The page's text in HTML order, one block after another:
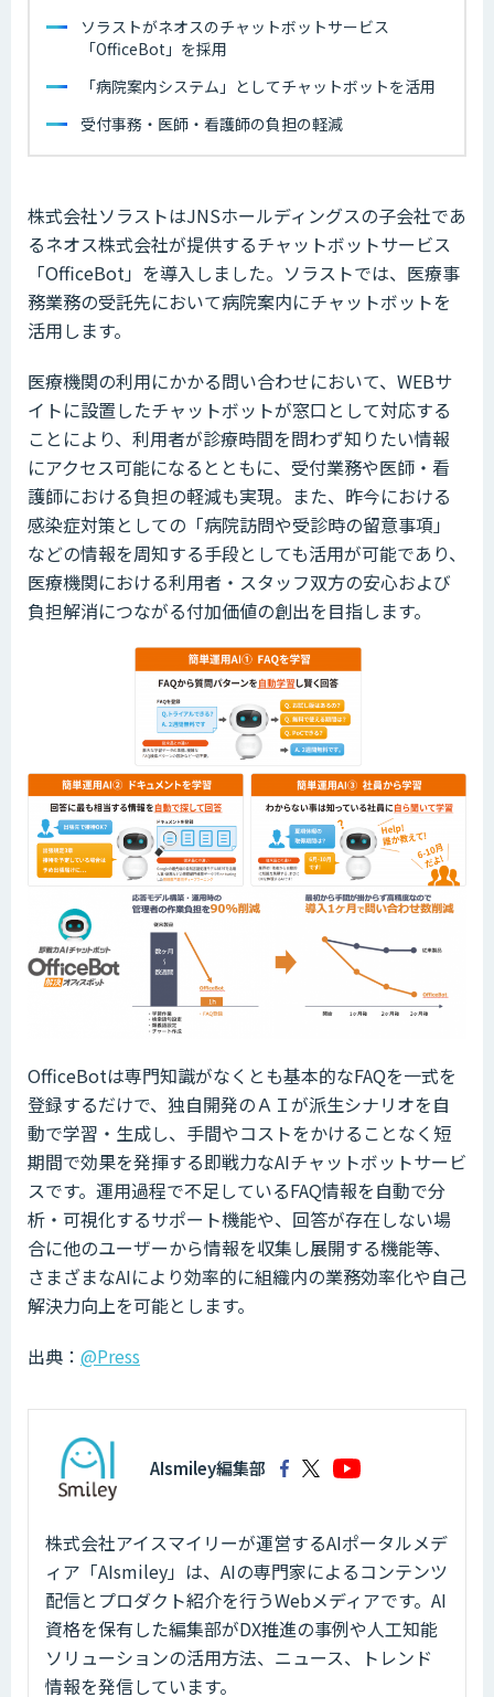
ソラストがネオスのチャットボットサービス
「OfficeBot」を採用
「病院案内システム」としてチャットボットを活用
受付事務・医師・看護師の負担の軽減
株式会社ソラストはJNSホールディングスの子会社であ
るネオス株式会社が提供するチャットボットサービス
「OfficeBot」を導入しました。ソラストでは、医療事
務業務の受託先において病院案内にチャットボットを
活用します。
医療機関の利用にかかる問い合わせにおいて、WEBサ
イトに設置したチャットボットが窓口として対応する
ことにより、利用者が診療時間を問わず知りたい情報
にアクセス可能になるとともに、受付業務や医師・看
護師における負担の軽減も実現。また、昨今における
感染症対策としての「病院訪問や受診時の留意事項」
などの情報を周知する手段としても活用が可能であり、
医療機関における利用者・スタッフ双方の安心および
負担解消につながる付加価値の創出を目指します。
OfficeBotは専門知識がなくとも基本的なFAQを一式を
登録するだけで、独自開発のＡＩが派生シナリオを自
動で学習・生成し、手間やコストをかけることなく短
期間で効果を発揮する即戦力なAIチャットボットサービ
スです。運用過程で不足しているFAQ情報を自動で分
析・可視化するサポート機能や、回答が存在しない場
合に他のユーザーから情報を収集し展開する機能等、
さまざまなAIにより効率的に組織内の業務効率化や自己
解決力向上を可能とします。
出典： @Press
AIsmiley編集部
株式会社アイスマイリーが運営するAIポータルメデ
ィア「AIsmiley」は、AIの専門家によるコンテンツ
配信とプロダクト紹介を行うWebメディアです。AI
資格を保有した編集部がDX推進の事例や人工知能
ソリューションの活用方法、ニュース、トレンド
情報を発信しています。